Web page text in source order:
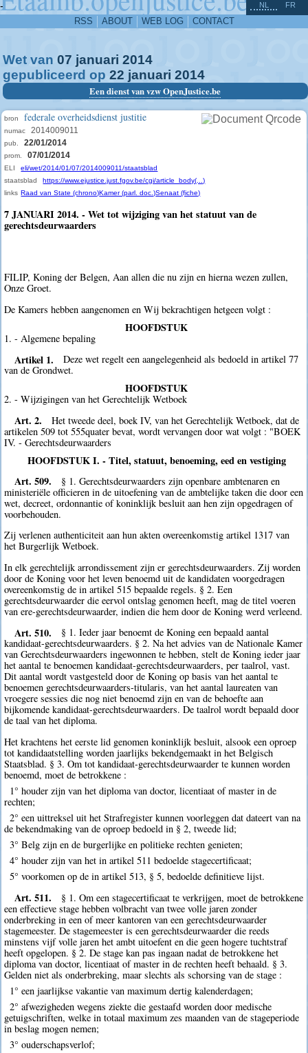
-
RSS ABOUT WEB LOG CONTACT
NL FR
Wet van 07 januari 2014
gepubliceerd op 22 januari 2014
Een dienst van vzw OpenJustice.be
bron federale overheidsdienst justitie
numac 2014009011
pub. 22/01/2014
prom. 07/01/2014
ELI
eli/wet/2014/01/07/2014009011/staatsblad
staatsblad
https://www.ejustice.just.fgov.be/cgi/article_body(...)
links Raad van State (chrono)Kamer (parl. doc.)Senaat (fiche)
7 JANUARI 2014. - Wet tot wijziging van het statuut van de
gerechtsdeurwaarders
FILIP, Koning der Belgen, Aan allen die nu zijn en hierna wezen zullen,
Onze Groet.
De Kamers hebben aangenomen en Wij bekrachtigen hetgeen volgt :
HOOFDSTUK
1. - Algemene bepaling
Artikel 1.
Deze wet regelt een aangelegenheid als bedoeld in artikel 77
van de Grondwet.
HOOFDSTUK
2. - Wijzigingen van het Gerechtelijk Wetboek
Art. 2.
Het tweede deel, boek IV, van het Gerechtelijk Wetboek, dat de
artikelen 509 tot 555quater bevat, wordt vervangen door wat volgt : "BOEK
IV. - Gerechtsdeurwaarders
HOOFDSTUK I. - Titel, statuut, benoeming, eed en vestiging
Art. 509.
§ 1. Gerechtsdeurwaarders zijn openbare ambtenaren en
ministeriële officieren in de uitoefening van de ambtelijke taken die door een
wet, decreet, ordonnantie of koninklijk besluit aan hen zijn opgedragen of
voorbehouden.
Zij verlenen authenticiteit aan hun akten overeenkomstig artikel 1317 van
het Burgerlijk Wetboek.
In elk gerechtelijk arrondissement zijn er gerechtsdeurwaarders. Zij worden
door de Koning voor het leven benoemd uit de kandidaten voorgedragen
overeenkomstig de in artikel 515 bepaalde regels. § 2. Een
gerechtsdeurwaarder die eervol ontslag genomen heeft, mag de titel voeren
van ere-gerechtsdeurwaarder, indien die hem door de Koning werd verleend.
Art. 510.
§ 1. Ieder jaar benoemt de Koning een bepaald aantal
kandidaat-gerechtsdeurwaarders. § 2. Na het advies van de Nationale Kamer
van Gerechtsdeurwaarders ingewonnen te hebben, stelt de Koning ieder jaar
het aantal te benoemen kandidaat-gerechtsdeurwaarders, per taalrol, vast.
Dit aantal wordt vastgesteld door de Koning op basis van het aantal te
benoemen gerechtsdeurwaarders-titularis, van het aantal laureaten van
vroegere sessies die nog niet benoemd zijn en van de behoefte aan
bijkomende kandidaat-gerechtsdeurwaarders. De taalrol wordt bepaald door
de taal van het diploma.
Het krachtens het eerste lid genomen koninklijk besluit, alsook een oproep
tot kandidaatstelling worden jaarlijks bekendgemaakt in het Belgisch
Staatsblad. § 3. Om tot kandidaat-gerechtsdeurwaarder te kunnen worden
benoemd, moet de betrokkene :
1° houder zijn van het diploma van doctor, licentiaat of master in de
rechten;
2° een uittreksel uit het Strafregister kunnen voorleggen dat dateert van na
de bekendmaking van de oproep bedoeld in § 2, tweede lid;
3° Belg zijn en de burgerlijke en politieke rechten genieten;
4° houder zijn van het in artikel 511 bedoelde stagecertificaat;
5° voorkomen op de in artikel 513, § 5, bedoelde definitieve lijst.
Art. 511.
§ 1. Om een stagecertificaat te verkrijgen, moet de betrokkene
een effectieve stage hebben volbracht van twee volle jaren zonder
onderbreking in een of meer kantoren van een gerechtsdeurwaarder
stagemeester. De stagemeester is een gerechtsdeurwaarder die reeds
minstens vijf volle jaren het ambt uitoefent en die geen hogere tuchtstraf
heeft opgelopen. § 2. De stage kan pas ingaan nadat de betrokkene het
diploma van doctor, licentiaat of master in de rechten heeft behaald. § 3.
Gelden niet als onderbreking, maar slechts als schorsing van de stage :
1° een jaarlijkse vakantie van maximum dertig kalenderdagen;
2° afwezigheden wegens ziekte die gestaafd worden door medische
getuigschriften, welke in totaal maximum zes maanden van de stageperiode
in beslag mogen nemen;
3° ouderschapsverlof;
^